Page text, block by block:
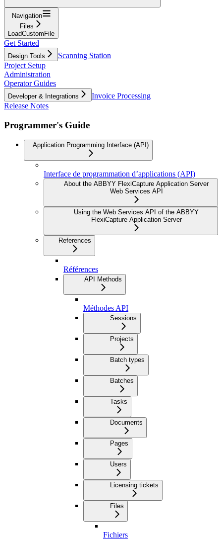
Navigation
Files
LoadCustomFile
Get Started
Design Tools
Scanning Station
Project Setup
Administration
Operator Guides
Developer & Integrations
Invoice Processing
Release Notes
Programmer's Guide
Application Programming Interface (API)
Interface de programmation d’applications (API)
About the ABBYY FlexiCapture Application Server
Web Services API
Using the Web Services API of the ABBYY
FlexiCapture Application Server
References
Références
API Methods
Méthodes API
Sessions
Projects
Batch types
Batches
Tasks
Documents
Pages
Users
Licensing tickets
Files
Fichiers